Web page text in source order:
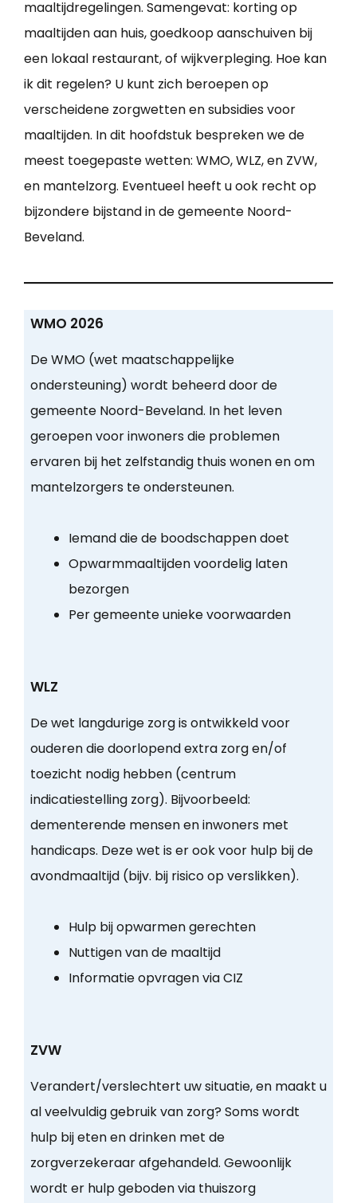
maaltijdregelingen. Samengevat: korting op
maaltijden aan huis, goedkoop aanschuiven bij
een lokaal restaurant, of wijkverpleging. Hoe kan
ik dit regelen? U kunt zich beroepen op
verscheidene zorgwetten en subsidies voor
maaltijden. In dit hoofdstuk bespreken we de
meest toegepaste wetten: WMO, WLZ, en ZVW,
en mantelzorg. Eventueel heeft u ook recht op
bijzondere bijstand in de gemeente Noord-
Beveland.
WMO 2026
De WMO (wet maatschappelijke
ondersteuning) wordt beheerd door de
gemeente Noord-Beveland. In het leven
geroepen voor inwoners die problemen
ervaren bij het zelfstandig thuis wonen en om
mantelzorgers te ondersteunen.
Iemand die de boodschappen doet
Opwarmmaaltijden voordelig laten
bezorgen
Per gemeente unieke voorwaarden
WLZ
De wet langdurige zorg is ontwikkeld voor
ouderen die doorlopend extra zorg en/of
toezicht nodig hebben (centrum
indicatiestelling zorg). Bijvoorbeeld:
dementerende mensen en inwoners met
handicaps. Deze wet is er ook voor hulp bij de
avondmaaltijd (bijv. bij risico op verslikken).
Hulp bij opwarmen gerechten
Nuttigen van de maaltijd
Informatie opvragen via CIZ
ZVW
Verandert/verslechtert uw situatie, en maakt u
al veelvuldig gebruik van zorg? Soms wordt
hulp bij eten en drinken met de
zorgverzekeraar afgehandeld. Gewoonlijk
wordt er hulp geboden via thuiszorg